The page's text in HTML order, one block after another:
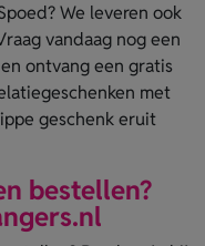
We leveren ook
vandaag nog een
ontvang een gratis
met
geschenk eruit
bestellen?